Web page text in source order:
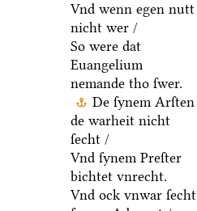
Vnd wenn egen nutt
nicht wer /
So were dat
Euangelium
nemande tho ſwer.
De ſynem Arſten
de warheit nicht
ſecht /
Vnd ſynem Preſter
bichtet vnrecht.
Vnd ock vnwar ſecht